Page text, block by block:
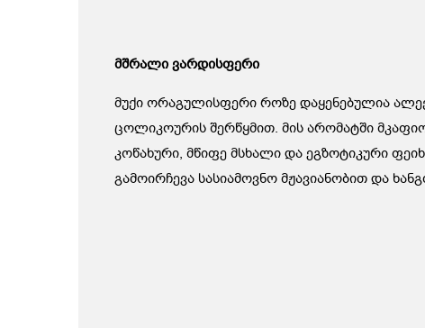
მშრალი ვარდისფერი
მუქი ორაგულისფერი როზე დაყენებულია
ცოლიკოურის შერწყმით. მის არომატში
კოწახური, მწიფე მსხალი და ეგზოტიკური
გამოირჩევა სასიამოვნო მჟავიანობით და